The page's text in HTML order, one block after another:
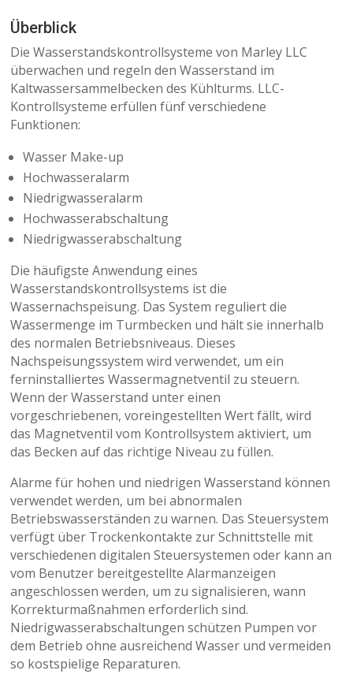
Überblick
Die Wasserstandskontrollsysteme von Marley LLC
überwachen und regeln den Wasserstand im
Kaltwassersammelbecken des Kühlturms. LLC-
Kontrollsysteme erfüllen fünf verschiedene
Funktionen:
Wasser Make-up
Hochwasseralarm
Niedrigwasseralarm
Hochwasserabschaltung
Niedrigwasserabschaltung
Die häufigste Anwendung eines
Wasserstandskontrollsystems ist die
Wassernachspeisung. Das System reguliert die
Wassermenge im Turmbecken und hält sie innerhalb
des normalen Betriebsniveaus. Dieses
Nachspeisungssystem wird verwendet, um ein
ferninstalliertes Wassermagnetventil zu steuern.
Wenn der Wasserstand unter einen
vorgeschriebenen, voreingestellten Wert fällt, wird
das Magnetventil vom Kontrollsystem aktiviert, um
das Becken auf das richtige Niveau zu füllen.
Alarme für hohen und niedrigen Wasserstand können
verwendet werden, um bei abnormalen
Betriebswasserständen zu warnen. Das Steuersystem
verfügt über Trockenkontakte zur Schnittstelle mit
verschiedenen digitalen Steuersystemen oder kann an
vom Benutzer bereitgestellte Alarmanzeigen
angeschlossen werden, um zu signalisieren, wann
Korrekturmaßnahmen erforderlich sind.
Niedrigwasserabschaltungen schützen Pumpen vor
dem Betrieb ohne ausreichend Wasser und vermeiden
so kostspielige Reparaturen.